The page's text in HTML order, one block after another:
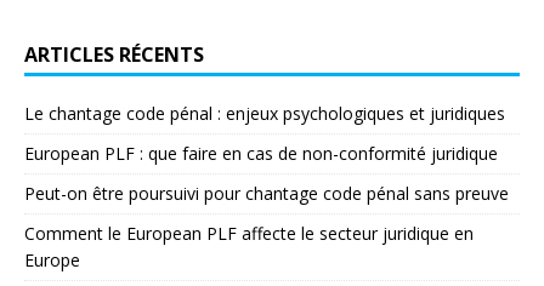
ARTICLES RÉCENTS
Le chantage code pénal : enjeux psychologiques et juridiques
European PLF : que faire en cas de non-conformité juridique
Peut-on être poursuivi pour chantage code pénal sans preuve
Comment le European PLF affecte le secteur juridique en
Europe